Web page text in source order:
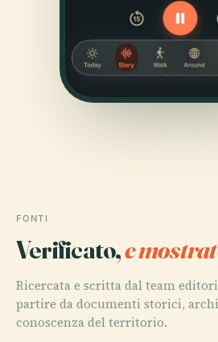
FONTI
Verificato,e
Ricercata e scritta dal team
partire da documenti storici,
conoscenza del territorio.